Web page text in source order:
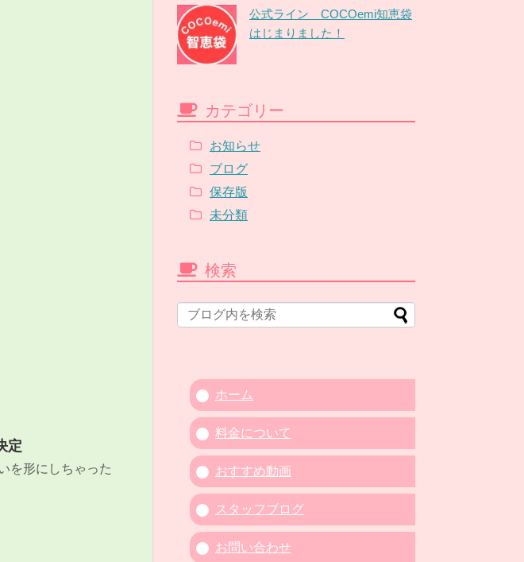
定
を形にしちゃった
公式ライン COCOemi知恵袋
はじまりました！
カテゴリー
お知らせ
ブログ
保存版
未分類
検索
ホーム
料金について
おすすめ動画
スタッフブログ
お問い合わせ